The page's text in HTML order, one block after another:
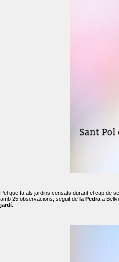
Pel que fa als jardins censats durant el cap de
amb 25 observacions, seguit de la Pedra a
jardí